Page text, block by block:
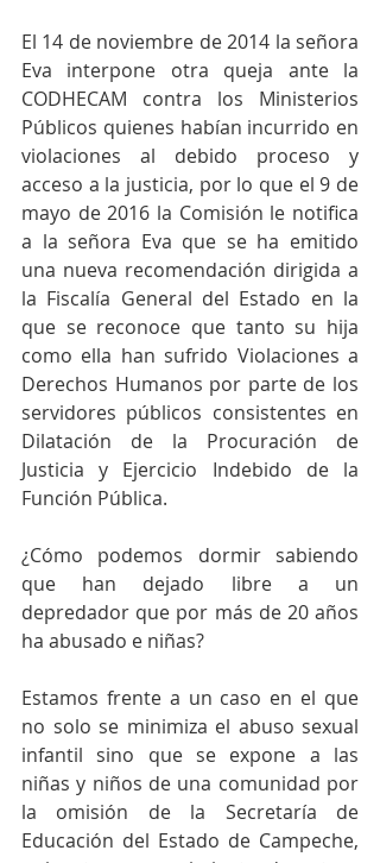
El 14 de noviembre de 2014 la señora
Eva interpone otra queja ante la
CODHECAM contra los Ministerios
Públicos quienes habían incurrido en
violaciones al debido proceso y
acceso a la justicia, por lo que el 9 de
mayo de 2016 la Comisión le notifica
a la señora Eva que se ha emitido
una nueva recomendación dirigida a
la Fiscalía General del Estado en la
que se reconoce que tanto su hija
como ella han sufrido Violaciones a
Derechos Humanos por parte de los
servidores públicos consistentes en
Dilatación de la Procuración de
Justicia y Ejercicio Indebido de la
Función Pública.
¿Cómo podemos dormir sabiendo
que han dejado libre a un
depredador que por más de 20 años
ha abusado e niñas?
Estamos frente a un caso en el que
no solo se minimiza el abuso sexual
infantil sino que se expone a las
niñas y niños de una comunidad por
la omisión de la Secretaría de
Educación del Estado de Campeche,